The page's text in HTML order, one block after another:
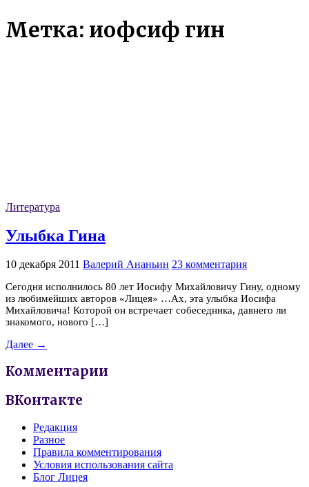
Метка: иофсиф гин
Литература
Улыбка Гина
10 декабря 2011 Валерий Ананьин 23 комментария
Сегодня исполнилось 80 лет Иосифу Михайловичу Гину, одному
из любимейших авторов «Лицея» …Ах, эта улыбка Иосифа
Михайловича! Которой он встречает собеседника, давнего ли
знакомого, нового […]
Далее →
Комментарии
ВКонтакте
Редакция
Разное
Правила комментирования
Условия использования сайта
Блог Лицея